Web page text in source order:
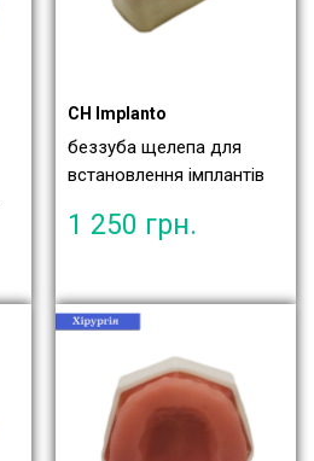
CH Implanto
беззуба щелепа для
встановлення імплантів
1 250 грн.